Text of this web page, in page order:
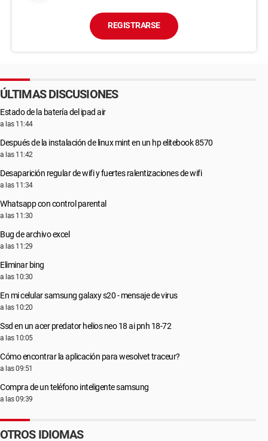
REGISTRARSE
ÚLTIMAS DISCUSIONES
Estado de la batería del ipad air
a las 11:44
Después de la instalación de linux mint en un hp elitebook 8570
a las 11:42
Desaparición regular de wifi y fuertes ralentizaciones de wifi
a las 11:34
Whatsapp con control parental
a las 11:30
Bug de archivo excel
a las 11:29
Eliminar bing
a las 10:30
En mi celular samsung galaxy s20 - mensaje de virus
a las 10:20
Ssd en un acer predator helios neo 18 ai pnh 18-72
a las 10:05
Cómo encontrar la aplicación para wesolvet traceur?
a las 09:51
Compra de un teléfono inteligente samsung
a las 09:39
OTROS IDIOMAS